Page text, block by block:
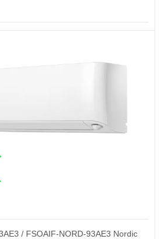
/ FSOAIF-NORD-93AE3 Nordic